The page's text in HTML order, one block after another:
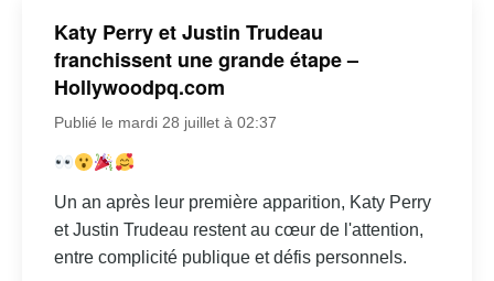
Katy Perry et Justin Trudeau
franchissent une grande étape –
Hollywoodpq.com
Publié le mardi 28 juillet à 02:37
Un an après leur première apparition, Katy Perry
et Justin Trudeau restent au cœur de l'attention,
entre complicité publique et défis personnels.